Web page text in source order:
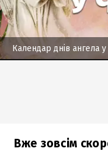
Календар днів ангела
Вже зовсім